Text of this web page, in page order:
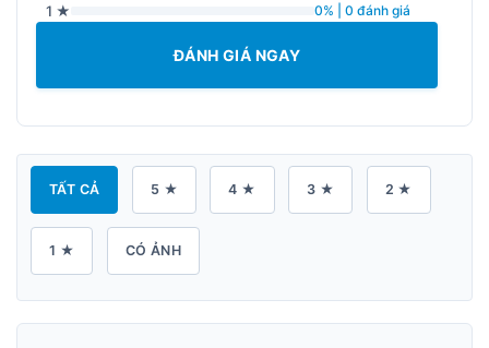
1 ★ 0% | 0 đánh giá
ĐÁNH GIÁ NGAY
TẤT CẢ 5 ★ 4 ★ 3 ★ 2 ★
1 ★ CÓ ẢNH